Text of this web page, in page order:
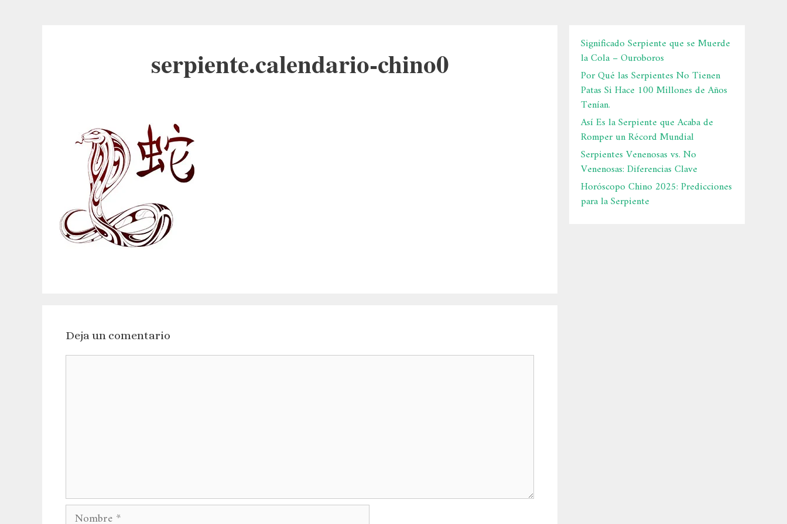
serpiente.calendario-chino0
Deja un comentario
Comentario
Nombre
Significado Serpiente que se Muerde
la Cola – Ouroboros
Por Qué las Serpientes No Tienen
Patas Si Hace 100 Millones de Años
Tenían.
Así Es la Serpiente que Acaba de
Romper un Récord Mundial
Serpientes Venenosas vs. No
Venenosas: Diferencias Clave
Horóscopo Chino 2025: Predicciones
para la Serpiente